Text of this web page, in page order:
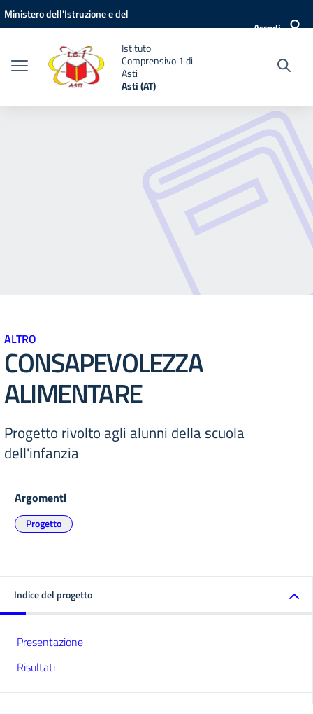
Vai ai contenuti
Vai al menu di navigazione
Vai al footer
Ministero dell'Istruzione e del
Accedi
Istituto
Comprensivo 1 di
Asti
Asti (AT)
ALTRO
CONSAPEVOLEZZA
ALIMENTARE
Progetto rivolto agli alunni della scuola
dell'infanzia
Argomenti
Progetto
Indice del progetto
Presentazione
Risultati